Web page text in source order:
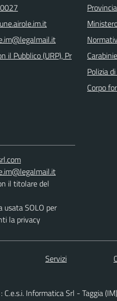
il Pubblico (URP), Pr
il titolare del
usata SOLO per
la privacy
Polizia
Corpo
Servizi
C.e.s.i. Informatica Srl - Taggia (IM)